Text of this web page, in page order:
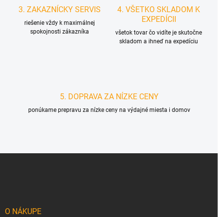
3. ZAKAZNÍCKY SERVIS
riešenie vždy k maximálnej
spokojnosti zákazníka
4. VŠETKO SKLADOM K
EXPEDÍCII
všetok tovar čo vidíte je skutočne
skladom a ihneď na expedíciu
5. DOPRAVA ZA NÍZKE CENY
ponúkame prepravu za nízke ceny na výdajné miesta i domov
O NÁKUPE